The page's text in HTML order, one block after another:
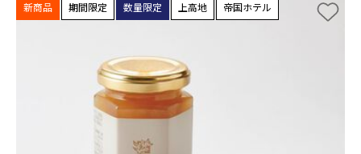
新商品 期間限定 数量限定 上高地 帝国ホテル